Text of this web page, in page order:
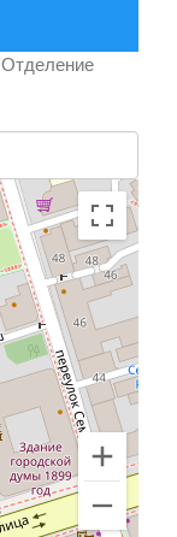
Отделение